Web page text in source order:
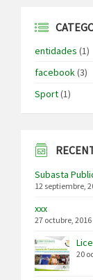
entidades (1)
facebook(3)
Sport(1)
Subasta
12 septiembre,
xxx
27 octubre, 2016
20